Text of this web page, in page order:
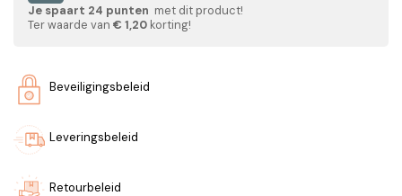
Je spaart 24 punten met dit product!
Ter waarde van € 1,20 korting!
Beveiligingsbeleid
Leveringsbeleid
Retourbeleid